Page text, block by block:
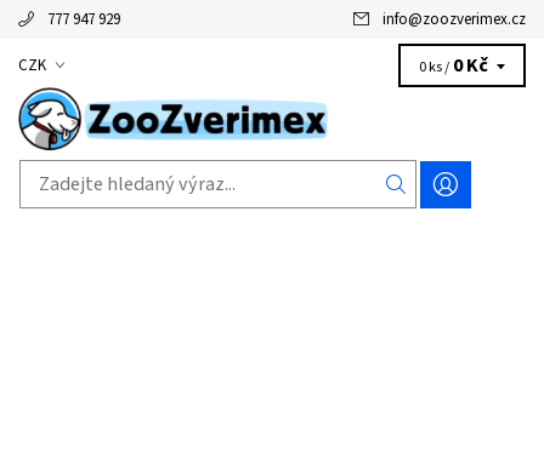
777 947 929 info@zoozverimex.cz
CZK 0 ks / 0 Kč